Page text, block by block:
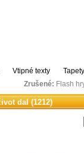
Vtipné texty
Zrušené: Flash